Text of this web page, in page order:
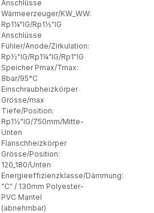
Anschlüsse
Wärmeerzeuger/KW_WW:
Rp1¼"IG/Rp1½"IG
Anschlüsse
Fühler/Anode/Zirkulation:
Rp½"IG/Rp1¼"IG/Rp1"IG
Speicher Pmax/Tmax:
8bar/95°C
Einschraubheizkörper
Grösse/max
Tiefe/Position:
Rp1½"IG/750mm/Mitte-
Unten
Flanschheizkörper
Grösse/Position:
120_180/Unten
Energieeffizienzklasse/Dämmung:
"C" / 130mm Polyester-
PVC Mantel
(abnehmbar)